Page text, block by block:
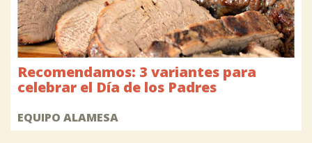
Recomendamos: 3 variantes para
celebrar el Día de los Padres
EQUIPO ALAMESA